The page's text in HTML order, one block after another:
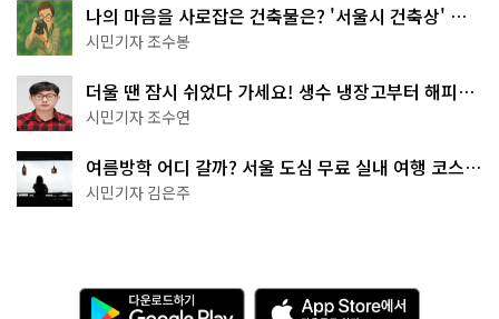
나의 마음을 사로잡은 건축물은? '서울시 건축상' 수
상작 공개!
시민기자 조수봉
더울 땐 잠시 쉬었다 가세요! 생수 냉장고부터 해피소
·무더위쉼터까지
시민기자 조수연
여름방학 어디 갈까? 서울 도심 무료 실내 여행 코스
추천
시민기자 김은주
다 A